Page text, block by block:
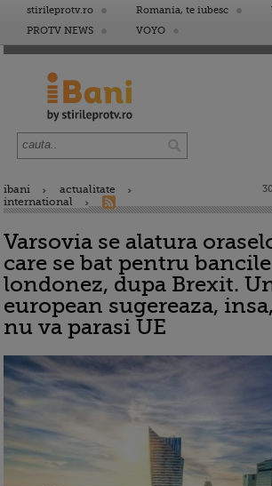
stirileprotv.ro Romania, te iubesc
PROTV NEWS
VOYO
ibani
actualitate
international
Varsovia se alatura
care se bat pentru
londonez, dupa Brexit.
european sugereaza,
nu va parasi UE